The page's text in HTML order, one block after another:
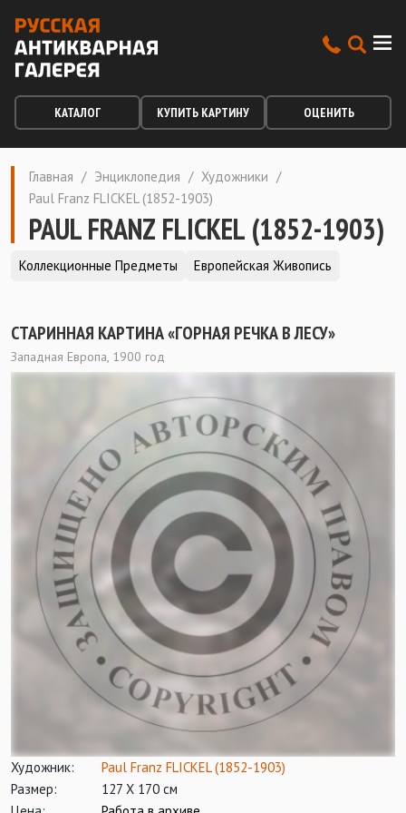
КАТАЛОГ КУПИТЬ КАРТИНУ ОЦЕНИТЬ
Главная / Энциклопедия / Художники /
Paul Franz FLICKEL (1852-1903)
PAUL FRANZ FLICKEL (1852-1903)
Коллекционные Предметы Европейская Живопись
СТАРИННАЯ КАРТИНА «ГОРНАЯ РЕЧКА В ЛЕСУ»
Западная Европа, 1900 год
Художник:
Paul Franz FLICKEL (1852-1903)
Размер:
127 Х 170 см